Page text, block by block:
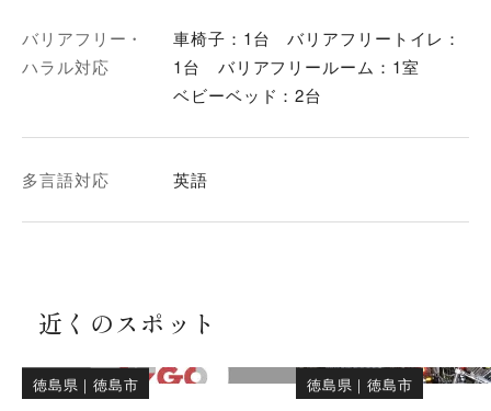
バリアフリー・
ハラル対応
車椅子：1台 バリアフリートイレ：
1台 バリアフリールーム：1室
ベビーベッド：2台
多言語対応 英語
近くのスポット
徳島県 ｜徳島市
徳島県 ｜徳島市